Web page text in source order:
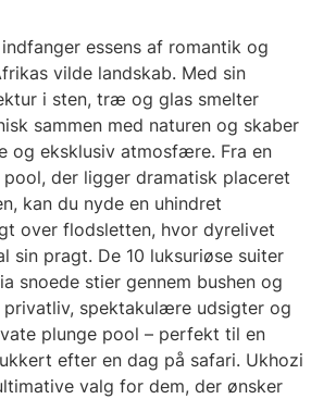
essens af romantik og
vilde landskab. Med sin
i sten, træ og glas smelter
sammen med naturen og skaber
og eksklusiv atmosfære. Fra en
der ligger dramatisk placeret
kan du nyde en uhindret
over flodsletten, hvor dyrelivet
sin pragt. De 10 luksuriøse suiter
snoede stier gennem bushen og
spektakulære udsigter og
plunge pool – perfekt til en
efter en dag på safari. Ukhozi
valg for dem, der ønsker